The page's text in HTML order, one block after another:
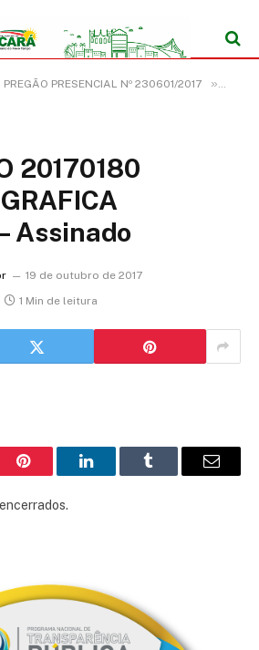
PREGÃO PRESENCIAL Nº 230601/2017 »
20170180
Assinado
19 de outubro de 2017
1 Min de leitura
Pinterest LinkedInTumblr
E-